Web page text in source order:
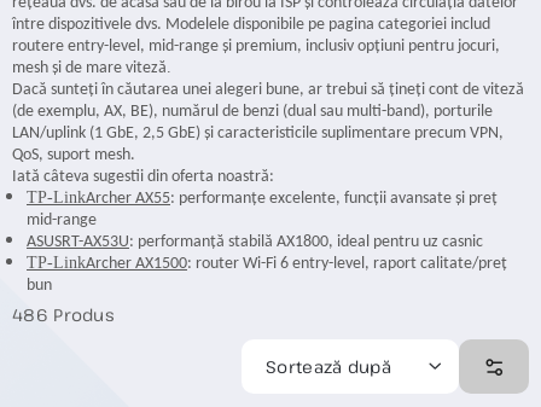
între dispozitivele dvs. Modelele disponibile pe pagina categoriei includ
routere entry-level, mid-range și premium, inclusiv opțiuni pentru jocuri,
mesh și de mare viteză.
Dacă sunteți în căutarea unei alegeri bune, ar trebui să țineți cont de viteză
(de exemplu, AX, BE), numărul de benzi (dual sau multi-band), porturile
LAN/uplink (1 GbE, 2,5 GbE) și caracteristicile suplimentare precum VPN,
QoS, suport mesh.
Iată câteva sugestii din oferta noastră:
TP-LinkArcher AX55: performanțe excelente, funcții avansate și preț
mid-range
ASUSRT-AX53U: performanță stabilă AX1800, ideal pentru uz casnic
TP-LinkArcher AX1500: router Wi-Fi 6 entry-level, raport calitate/preț
bun
486 Produs
Sortează după